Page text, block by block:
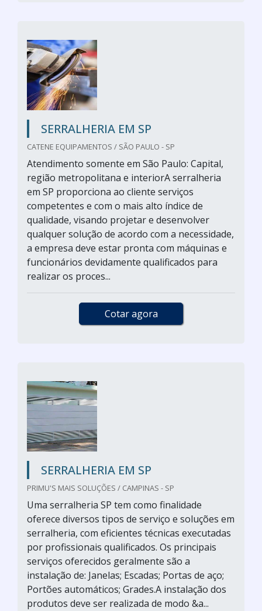
SERRALHERIA EM SP
CATENE EQUIPAMENTOS / SÃO PAULO - SP
Atendimento somente em São Paulo: Capital,
região metropolitana e interiorA serralheria
em SP proporciona ao cliente serviços
competentes e com o mais alto índice de
qualidade, visando projetar e desenvolver
qualquer solução de acordo com a necessidade,
a empresa deve estar pronta com máquinas e
funcionários devidamente qualificados para
realizar os proces...
Cotar agora
SERRALHERIA EM SP
PRIMU'S MAIS SOLUÇÕES / CAMPINAS - SP
Uma serralheria SP tem como finalidade
oferece diversos tipos de serviço e soluções em
serralheria, com eficientes técnicas executadas
por profissionais qualificados. Os principais
serviços oferecidos geralmente são a
instalação de: Janelas; Escadas; Portas de aço;
Portões automáticos; Grades.A instalação dos
produtos deve ser realizada de modo &a...